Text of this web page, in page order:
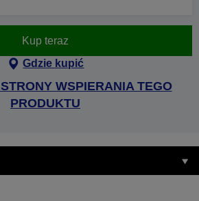
Kup teraz
Gdzie kupić
WSPIERANIA TEGO
PRODUKTU